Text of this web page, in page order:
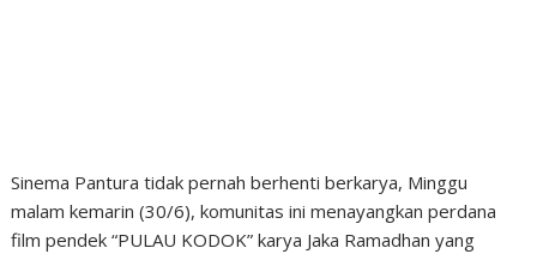
Sinema Pantura tidak pernah berhenti berkarya, Minggu
malam kemarin (30/6), komunitas ini menayangkan perdana
film pendek “PULAU KODOK” karya Jaka Ramadhan yang